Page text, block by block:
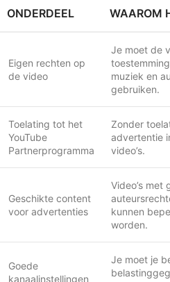
ONDERDEEL WAAROM
Eigen rechten op
de video
Je moet de
muziek en
gebruiken.
Toelating tot het
YouTube
Partnerprogramma
Zonder
advertentie
video’s.
Geschikte content
voor advertenties
Video’s met
kunnen
worden.
Goede
kanaalinstellingen
Je moet je